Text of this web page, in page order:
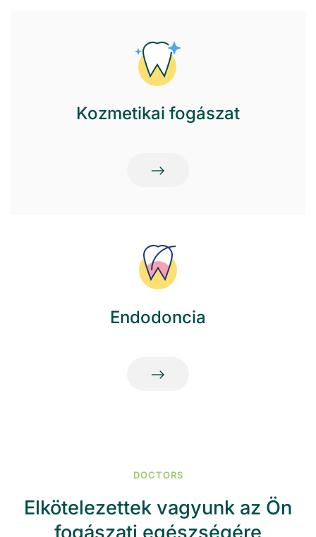
Kozmetikai fogászat
Endodoncia
DOCTORS
Elkötelezettek vagyunk az Ön